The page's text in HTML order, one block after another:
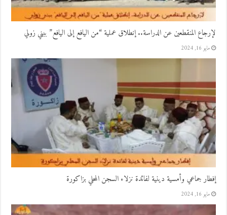
لإرجاع المنقطعين عن الدراسة.. إنطلاق عملية “من اليافع إلى اليافع” ببني زولي
مايو 16, 2024
إفطار جماعي وأمسية دينية لفائدة نزلاء السجن المحلي بزاكورة
مايو 16, 2024